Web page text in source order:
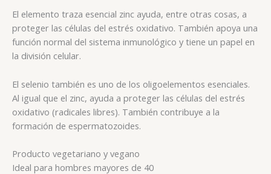
El elemento traza esencial zinc ayuda, entre otras cosas, a
proteger las células del estrés oxidativo. También apoya una
función normal del sistema inmunológico y tiene un papel en
la división celular.
El selenio también es uno de los oligoelementos esenciales.
Al igual que el zinc, ayuda a proteger las células del estrés
oxidativo (radicales libres). También contribuye a la
formación de espermatozoides.
Producto vegetariano y vegano
Ideal para hombres mayores de 40